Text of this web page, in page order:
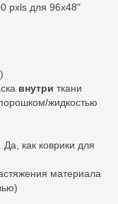
pxls для 96x48"
внутри ткани
жидкостью
как коврики для
материала